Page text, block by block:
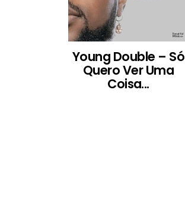
Young Double – Só
Quero Ver Uma
Coisa...